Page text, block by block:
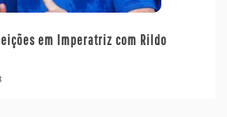
em Imperatriz com Rildo